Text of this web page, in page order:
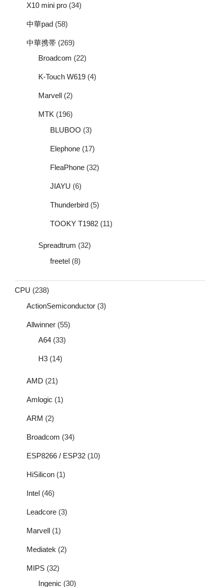
X10 mini pro (34)
中華pad (58)
中華携帯 (269)
Broadcom (22)
K-Touch W619 (4)
Marvell (2)
MTK (196)
BLUBOO (3)
Elephone (17)
FleaPhone (32)
JIAYU (6)
Thunderbird (5)
TOOKY T1982 (11)
Spreadtrum (32)
freetel (8)
CPU (238)
ActionSemiconductor (3)
Allwinner (55)
A64 (33)
H3 (14)
AMD (21)
Amlogic (1)
ARM (2)
Broadcom (34)
ESP8266 / ESP32 (10)
HiSilicon (1)
Intel (46)
Leadcore (3)
Marvell (1)
Mediatek (2)
MIPS (32)
Ingenic (30)